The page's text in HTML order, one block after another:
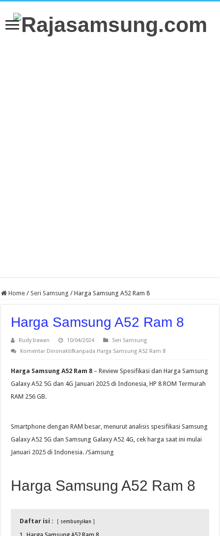
Home / Seri Samsung / Harga Samsung A52 Ram 8
Harga Samsung A52 Ram 8
Rudy Irawan 10/04/2024
Seri Samsung
Komentar Dinonaktifkanpada Harga Samsung A52 Ram 8
Harga Samsung A52 Ram 8 – Review Spesifikasi dan Harga Samsung
Galaxy A52 5G dan 4G Januari 2025 di Indonesia, HP 8 ROM Termurah
RAM 256 GB.
Smartphone dengan RAM besar, menurut analisis spesifikasi Samsung
Galaxy A52 5G dan Samsung Galaxy A52 4G, cek harga saat ini mulai
Januari 2025 di Indonesia. /Samsung
Harga Samsung A52 Ram 8
Daftar isi : sembunyikan